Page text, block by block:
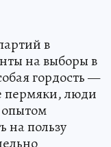
в
на выборы в
гордость —
пермяки, люди
на пользу